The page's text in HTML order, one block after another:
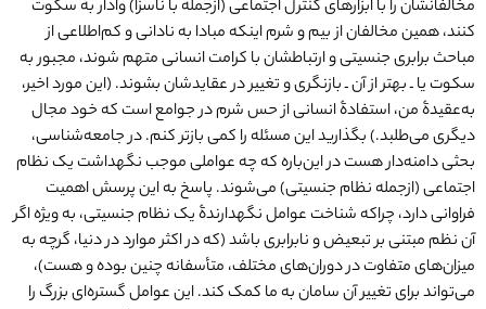
مخالفانشان را با ابزارهای کنترل اجتماعی (از‌جمله با ناسزا) وادار به سکوت
کنند، همین مخالفان از بیم و شرم اینکه مبادا به نادانی و کم‌اطلاعی از
مباحث برابری جنسیتی و ارتباطشان با کرامت انسانی متهم شوند، مجبور به
سکوت یا ـ بهتر از آن ـ بازنگری و تغییر در عقایدشان بشوند. (این مورد اخیر،
به‌عقیدۀ من، استفادۀ انسانی از حس شرم در جوامع است که خود مجال
دیگری می‌طلبد.) بگذارید این مسئله را کمی بازتر کنم. در جامعه‌شناسی،
بحثی دامنه‌دار هست در این‌باره که چه عواملی موجب نگهداشت یک نظام
اجتماعی (از‌جمله نظام جنسیتی) می‌شوند. پاسخ به این پرسش اهمیت
فراوانی دارد، چراکه شناخت عوامل نگهدارندۀ یک نظام جنسیتی، به ویژه اگر
آن نظم مبتنی بر تبعیض و نابرابری باشد (که در اکثر موارد در دنیا، گرچه به
میزان‌های متفاوت در دوران‌های مختلف، متأسفانه چنین بوده و هست)،
می‌تواند برای تغییر آن سامان به ما کمک کند. این عوامل گستره‌ای بزرگ را